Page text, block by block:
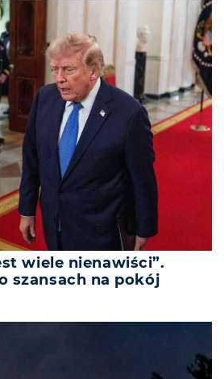
wiele nienawiści”.
szansach na pokój